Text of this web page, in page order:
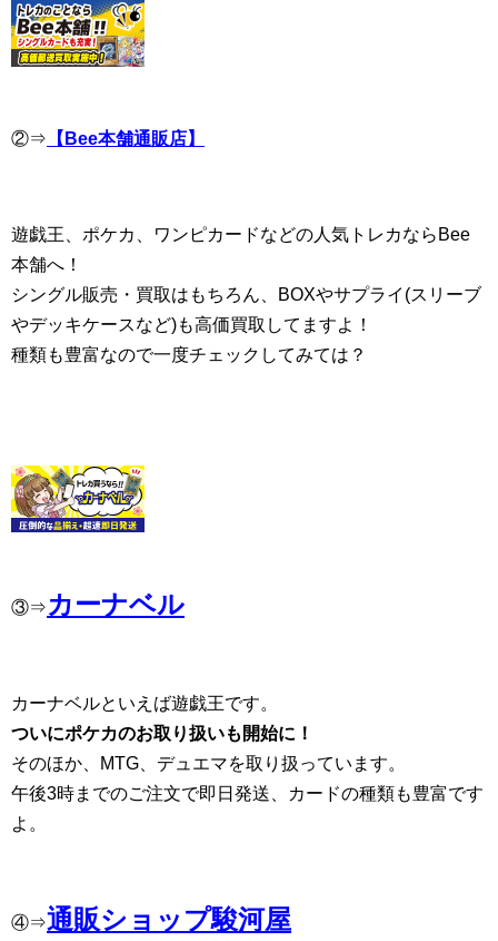
②⇒ 【Bee本舗通販店】
遊戯王、ポケカ、ワンピカードなどの人気トレカならBee
本舗へ！
シングル販売・買取はもちろん、BOXやサプライ(スリーブ
やデッキケースなど)も高価買取してますよ！
種類も豊富なので一度チェックしてみては？
③⇒ カーナベル
カーナベルといえば遊戯王です。
ついにポケカのお取り扱いも開始に！
そのほか、MTG、デュエマを取り扱っています。
午後3時までのご注文で即日発送、カードの種類も豊富です
よ。
④⇒通販ショップ駿河屋